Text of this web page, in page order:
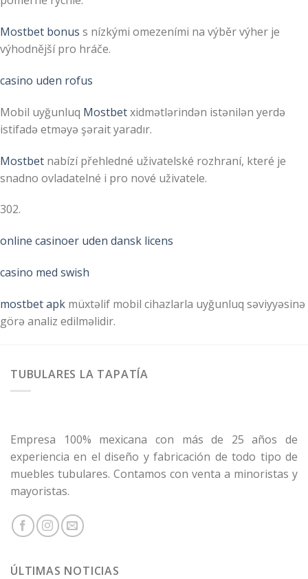
Mostbet bonus s nízkými omezeními na výběr výher je
výhodnější pro hráče.
casino uden rofus
Mobil uyğunluq Mostbetxidmətlərindən istənilən yerdə
istifadə etməyə şərait yaradır.
Mostbet nabízí přehledné uživatelské rozhraní, které je
snadno ovladatelné i pro nové uživatele.
302.
online casinoer uden dansk licens
casino med swish
mostbet apk müxtəlif mobil cihazlarla uyğunluq səviyyəsinə
görə analiz edilməlidir.
TUBULARES LA TAPATÍA
Empresa 100% mexicana con más de 25 años de
experiencia en el diseño y fabricación de todo tipo de
muebles tubulares. Contamos con venta a minoristas y
mayoristas.
ÚLTIMAS NOTICIAS